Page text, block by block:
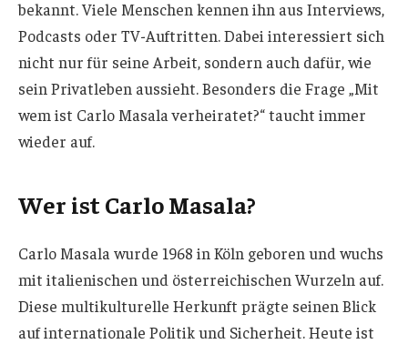
bekannt. Viele Menschen kennen ihn aus Interviews,
Podcasts oder TV-Auftritten. Dabei interessiert sich
nicht nur für seine Arbeit, sondern auch dafür, wie
sein Privatleben aussieht. Besonders die Frage „Mit
wem ist Carlo Masala verheiratet?“ taucht immer
wieder auf.
Wer ist Carlo Masala?
Carlo Masala wurde 1968 in Köln geboren und wuchs
mit italienischen und österreichischen Wurzeln auf.
Diese multikulturelle Herkunft prägte seinen Blick
auf internationale Politik und Sicherheit. Heute ist